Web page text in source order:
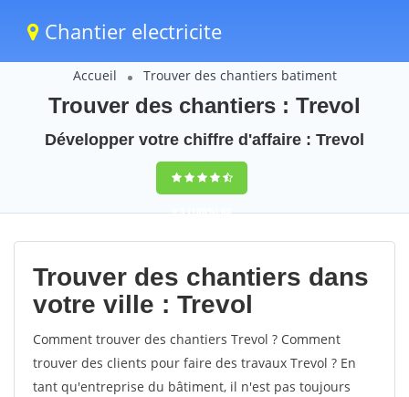
Chantier electricite
Accueil Trouver des chantiers batiment
Trouver des chantiers : Trevol
Développer votre chiffre d'affaire : Trevol
9,5(100%)60
votes
Trouver des chantiers dans
votre ville : Trevol
Comment trouver des chantiers Trevol ? Comment
trouver des clients pour faire des travaux Trevol ? En
tant qu'entreprise du bâtiment, il n'est pas toujours